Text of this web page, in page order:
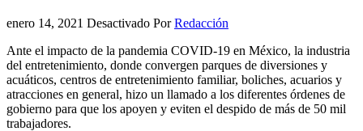
enero 14, 2021 Desactivado Por Redacción
Ante el impacto de la pandemia COVID-19 en México, la industria
del entretenimiento, donde convergen parques de diversiones y
acuáticos, centros de entretenimiento familiar, boliches, acuarios y
atracciones en general, hizo un llamado a los diferentes órdenes de
gobierno para que los apoyen y eviten el despido de más de 50 mil
trabajadores.